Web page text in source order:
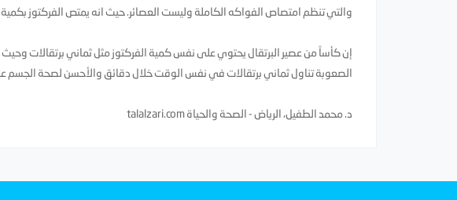
والتي تنظم امتصاص الفواكه الكاملة وليست العصائر. حيث انه يمتص الفركتوز
إن كأساً من عصير البرتقال يحتوي على نفس كمية الفركتوز مثل ثماني برتقالات
الصعوبة تناول ثماني برتقالات في نفس الوقت خلال دقائق والأحسن لصحة الجسم
د. محمد الطفيل، الرياض - الصحة والحياة talalzari.com